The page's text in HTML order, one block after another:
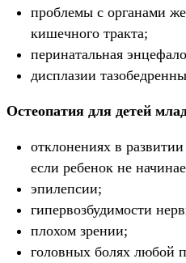
проблемы с органами
кишечного тракта;
перинатальная
дисплазии
Остеопатия для детей
отклонениях в
если ребенок не
эпилепсии;
гипервозбудимости
плохом зрении;
головных болях любой